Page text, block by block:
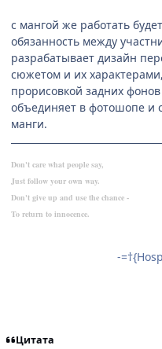
с мангой же работать
обязанность между
разрабатывает дизайн
сюжетом и их
прорисовкой задних
объединяет в фотошопе и
манги.
Don't care what people say,
Just follow your own way.
Don't give up and use the chance -
To return to innocence.
-
Цитата